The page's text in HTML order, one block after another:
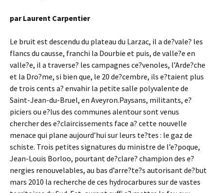
par Laurent Carpentier
Le bruit est descendu du plateau du Larzac, il a de?vale? les
flancs du causse, franchi la Dourbie et puis, de valle?e en
valle?e, il a traverse? les campagnes ce?venoles, l’Arde?che
et la Dro?me, si bien que, le 20 de?cembre, ils e?taient plus
de trois cents a? envahir la petite salle polyvalente de
Saint-Jean-du-Bruel, en Aveyron.Paysans, militants, e?
piciers ou e?lus des communes alentour sont venus
chercher des e?claircissements face a? cette nouvelle
menace qui plane aujourd’hui sur leurs te?tes : le gaz de
schiste. Trois petites signatures du ministre de l’e?poque,
Jean-Louis Borloo, pourtant de?clare? champion des e?
nergies renouvelables, au bas d’arre?te?s autorisant de?but
mars 2010 la recherche de ces hydrocarbures sur de vastes